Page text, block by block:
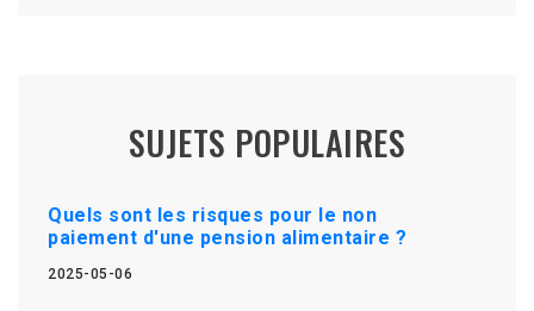
SUJETS POPULAIRES
Quels sont les risques pour le non
paiement d'une pension alimentaire ?
2025-05-06